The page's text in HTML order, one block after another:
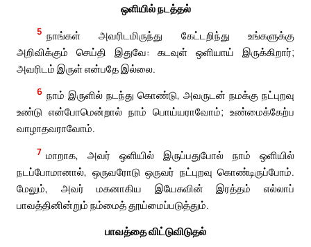
ஒளியில் நடத்தல்
5 நாங்கள் அவரிடமிருந்து கேட்டறிந்து உங்களுக்கு
அறிவிக்கும் செய்தி இதுவே: கடவுள் ஒளியாய் இருக்கிறார்;
அவரிடம் இருள் என்பதே இல்லை.
6 நாம் இருளில் நடந்து கொண்டு, அவருடன் நமக்கு நட்புறவு
உண்டு என்போமென்றால் நாம் பொய்யராவோம்; உண்மைக்கேற்ப
வாழாதவராவோம்.
7 மாறாக, அவர் ஒளியில் இருப்பதுபோல் நாம் ஒளியில்
நடப்போமானால், ஒருவரோடு ஒருவர் நட்புறவு கொண்டிருப்போம்.
மேலும், அவர் மகனாகிய இயேசுவின் இரத்தம் எல்லாப்
பாவத்தினின்றும் நம்மைத் தூய்மைப்படுத்தும்.
பாவத்தை விட்டுவிடுதல்